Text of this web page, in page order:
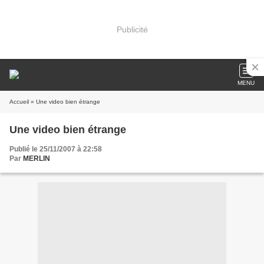
Publicité
MENU
Accueil » Une video bien étrange
Une video bien étrange
Publié le 25/11/2007 à 22:58
Par MERLIN